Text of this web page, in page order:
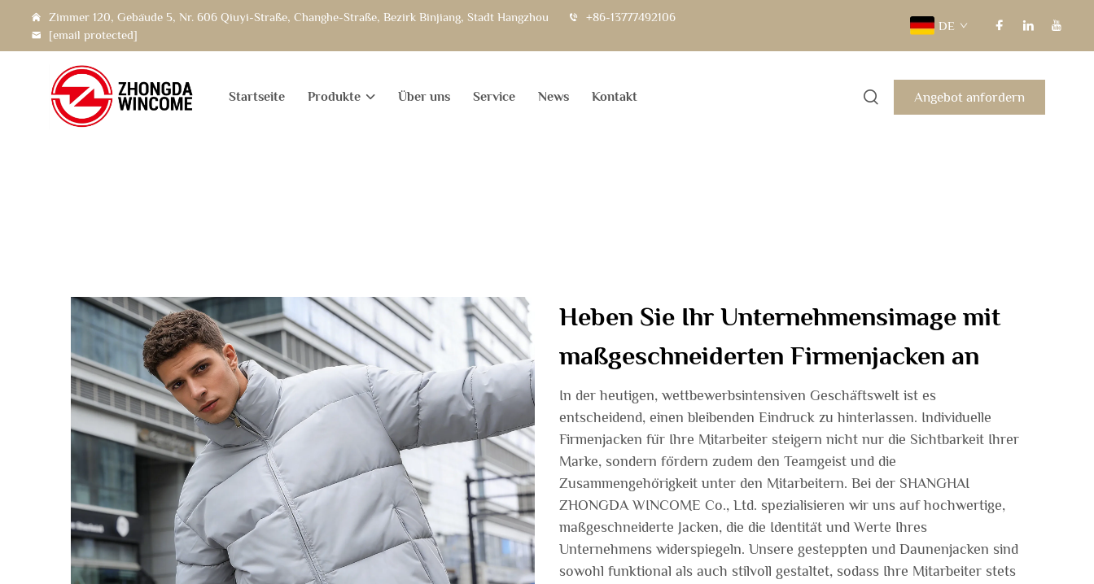
Zimmer 120, Gebäude 5, Nr. 606 Qiuyi-Straße, Changhe-Straße, Bezirk Binjiang, Stadt Hangzhou
+86-13777492106
[email protected]
DE
Startseite Produkte Über uns Service News Kontakt Angebot anfordern
Heben Sie Ihr Unternehmensimage mit
maßgeschneiderten Firmenjacken an
In der heutigen, wettbewerbsintensiven Geschäftswelt ist es
entscheidend, einen bleibenden Eindruck zu hinterlassen. Individuelle
Firmenjacken für Ihre Mitarbeiter steigern nicht nur die Sichtbarkeit Ihrer
Marke, sondern fördern zudem den Teamgeist und die
Zusammengehörigkeit unter den Mitarbeitern. Bei der SHANGHAI
ZHONGDA WINCOME Co., Ltd. spezialisieren wir uns auf hochwertige,
maßgeschneiderte Jacken, die die Identität und Werte Ihres
Unternehmens widerspiegeln. Unsere gesteppten und Daunenjacken sind
sowohl funktional als auch stilvoll gestaltet, sodass Ihre Mitarbeiter stets